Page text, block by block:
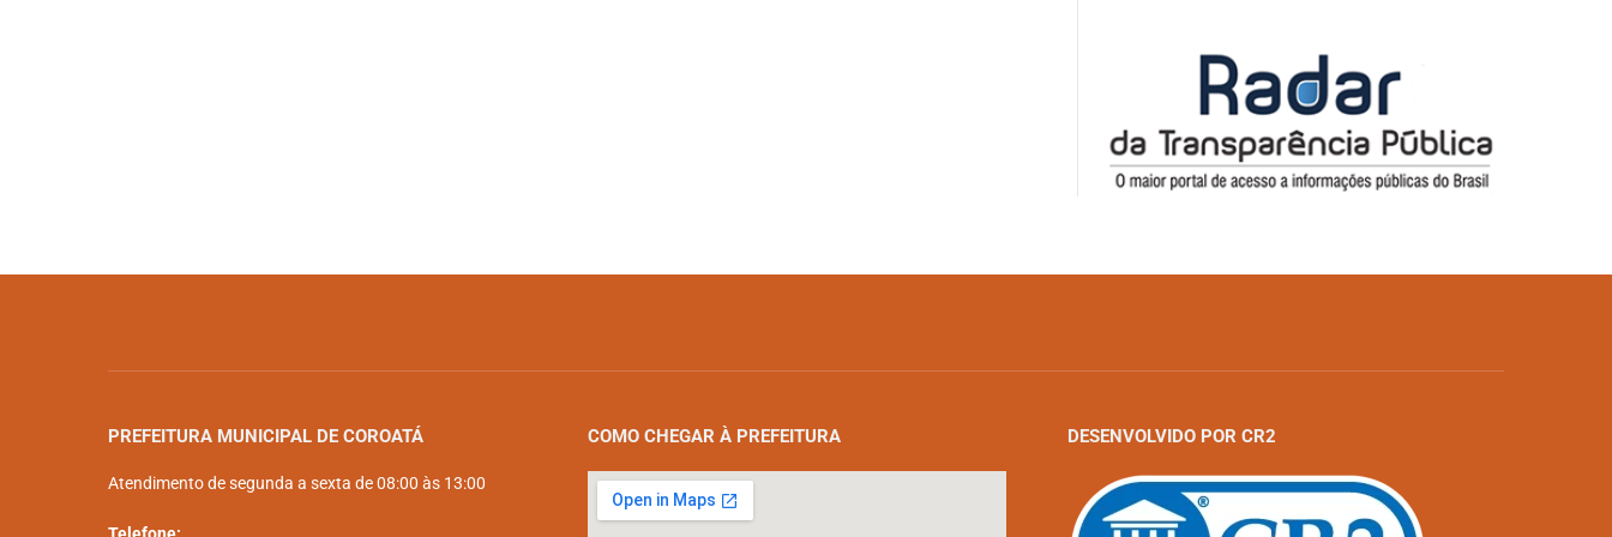
PREFEITURA MUNICIPAL DE COROATÁ
Atendimento de segunda a sexta de 08:00 às 13:00
COMO CHEGAR À PREFEITURA DESENVOLVIDO POR CR2